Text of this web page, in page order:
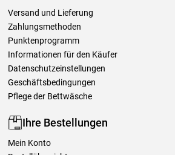
Versand und Lieferung
Zahlungsmethoden
Punktenprogramm
Informationen für den Käufer
Datenschutzeinstellungen
Geschäftsbedingungen
Pflege der Bettwäsche
Ihre Bestellungen
Mein Konto